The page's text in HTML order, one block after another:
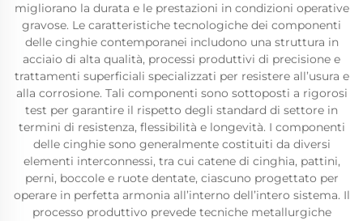
migliorano la durata e le prestazioni in condizioni operative
gravose. Le caratteristiche tecnologiche dei componenti
delle cinghie contemporanei includono una struttura in
acciaio di alta qualità, processi produttivi di precisione e
trattamenti superficiali specializzati per resistere all’usura e
alla corrosione. Tali componenti sono sottoposti a rigorosi
test per garantire il rispetto degli standard di settore in
termini di resistenza, flessibilità e longevità. I componenti
delle cinghie sono generalmente costituiti da diversi
elementi interconnessi, tra cui catene di cinghia, pattini,
perni, boccole e ruote dentate, ciascuno progettato per
operare in perfetta armonia all’interno dell’intero sistema. Il
processo produttivo prevede tecniche metallurgiche